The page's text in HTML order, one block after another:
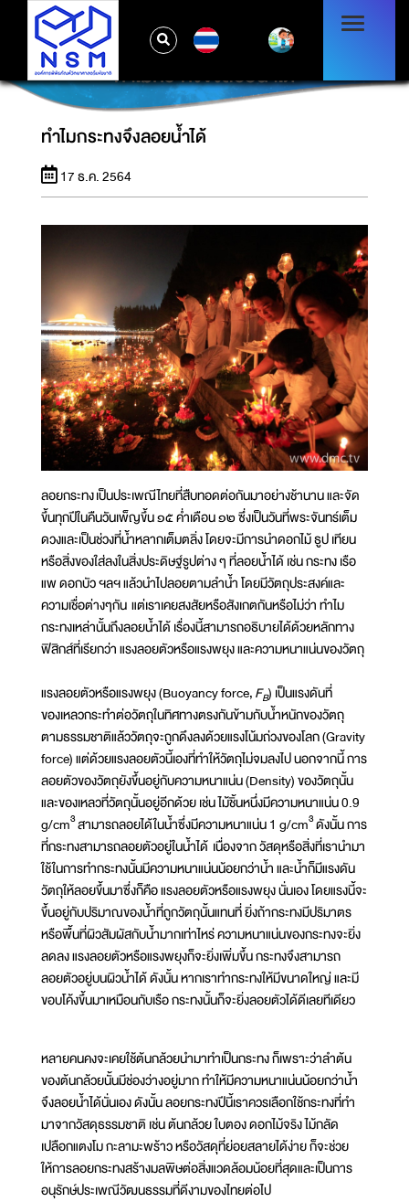
ทำไมกระทงจึงลอยน้ำได้
ทำไมกระทงจึงลอยน้ำได้
17 ธ.ค. 2564
ลอยกระทง เป็นประเพณีไทยที่สืบทอดต่อกันมาอย่างช้านาน และจัด
ขึ้นทุกปีในคืนวันเพ็ญขึ้น ๑๕ ค่ำเดือน ๑๒ ซึ่งเป็นวันที่พระจันทร์เต็ม
ดวงและเป็นช่วงที่น้ำหลากเต็มตลิ่ง โดยจะมีการนำดอกไม้ ธูป เทียน
หรือสิ่งของใส่ลงในสิ่งประดิษฐ์รูปต่าง ๆ ที่ลอยน้ำได้ เช่น กระทง เรือ
แพ ดอกบัว ฯลฯ แล้วนำไปลอยตามลำน้ำ โดยมีวัตถุประสงค์และ
ความเชื่อต่างๆกัน แต่เราเคยสงสัยหรือสังเกตกันหรือไม่ว่า ทำไม
กระทงเหล่านั้นถึงลอยน้ำได้ เรื่องนี้สามารถอธิบายได้ด้วยหลักทาง
ฟิสิกส์ที่เรียกว่า แรงลอยตัวหรือแรงพยุง และความหนาแน่นของวัตถุ
แรงลอยตัวหรือแรงพยุง (Buoyancy force,FB) เป็นแรงดันที่
ของเหลวกระทำต่อวัตถุในทิศทางตรงกันข้ามกับน้ำหนักของวัตถุ
ตามธรรมชาติแล้ววัตถุจะถูกดึงลงด้วยแรงโน้มถ่วงของโลก (Gravity
force) แต่ด้วยแรงลอยตัวนี้เองที่ทำให้วัตถุไม่จมลงไป นอกจากนี้ การ
ลอยตัวของวัตถุยังขึ้นอยู่กับความหนาแน่น (Density) ของวัตถุนั้น
และของเหลวที่วัตถุนั้นอยู่อีกด้วย เช่น ไม้ชิ้นหนึ่งมีความหนาแน่น 0.9
g/cm3สามารถลอยได้ในน้ำซึ่งมีความหนาแน่น 1 g/cm3ดังนั้น การ
ที่กระทงสามารถลอยตัวอยู่ในน้ำได้ เนื่องจาก วัสดุหรือสิ่งที่เรานำมา
ใช้ในการทำกระทงนั้นมีความหนาแน่นน้อยกว่าน้ำ และน้ำก็มีแรงดัน
วัตถุให้ลอยขึ้นมาซึ่งก็คือ แรงลอยตัวหรือแรงพยุง นั่นเอง โดยแรงนี้จะ
ขึ้นอยู่กับปริมาณของน้ำที่ถูกวัตถุนั้นแทนที่ ยิ่งถ้ากระทงมีปริมาตร
หรือพื้นที่ผิวสัมผัสกับน้ำมากเท่าไหร่ ความหนาแน่นของกระทงจะยิ่ง
ลดลง แรงลอยตัวหรือแรงพยุงก็จะยิ่งเพิ่มขึ้น กระทงจึงสามารถ
ลอยตัวอยู่บนผิวน้ำได้ ดังนั้น หากเราทำกระทงให้มีขนาดใหญ่ และมี
ขอบโค้งขึ้นมาเหมือนกับเรือ กระทงนั้นก็จะยิ่งลอยตัวได้ดีเลยทีเดียว
หลายคนคงจะเคยใช้ต้นกล้วยนำมาทำเป็นกระทง ก็เพราะว่าลำต้น
ของต้นกล้วยนั้นมีช่องว่างอยู่มาก ทำให้มีความหนาแน่นน้อยกว่าน้ำ
จึงลอยน้ำได้นั่นเอง ดังนั้น ลอยกระทงปีนี้เราควรเลือกใช้กระทงที่ทำ
มาจากวัสดุธรรมชาติ เช่น ต้นกล้วย ใบตอง ดอกไม้จริง ไม้กลัด
เปลือกแตงโม กะลามะพร้าว หรือวัสดุที่ย่อยสลายได้ง่าย ก็จะช่วย
ให้การลอยกระทงสร้างมลพิษต่อสิ่งแวดล้อมน้อยที่สุดและเป็นการ
อนุรักษ์ประเพณีวัฒนธรรมที่ดีงามของไทยต่อไป